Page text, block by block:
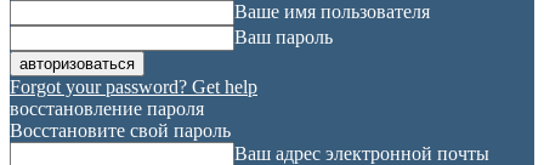
Ваше имя пользователя
Ваш пароль
Forgot your password? Get help
восстановление пароля
Восстановите свой пароль
Ваш адрес электронной почты